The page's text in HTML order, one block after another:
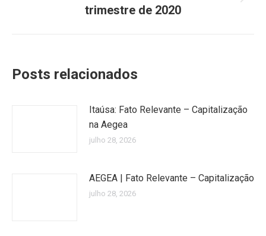
post:
trimestre de 2020
Posts relacionados
Itaúsa: Fato Relevante – Capitalização
na Aegea
julho 28, 2026
AEGEA | Fato Relevante – Capitalização
julho 28, 2026